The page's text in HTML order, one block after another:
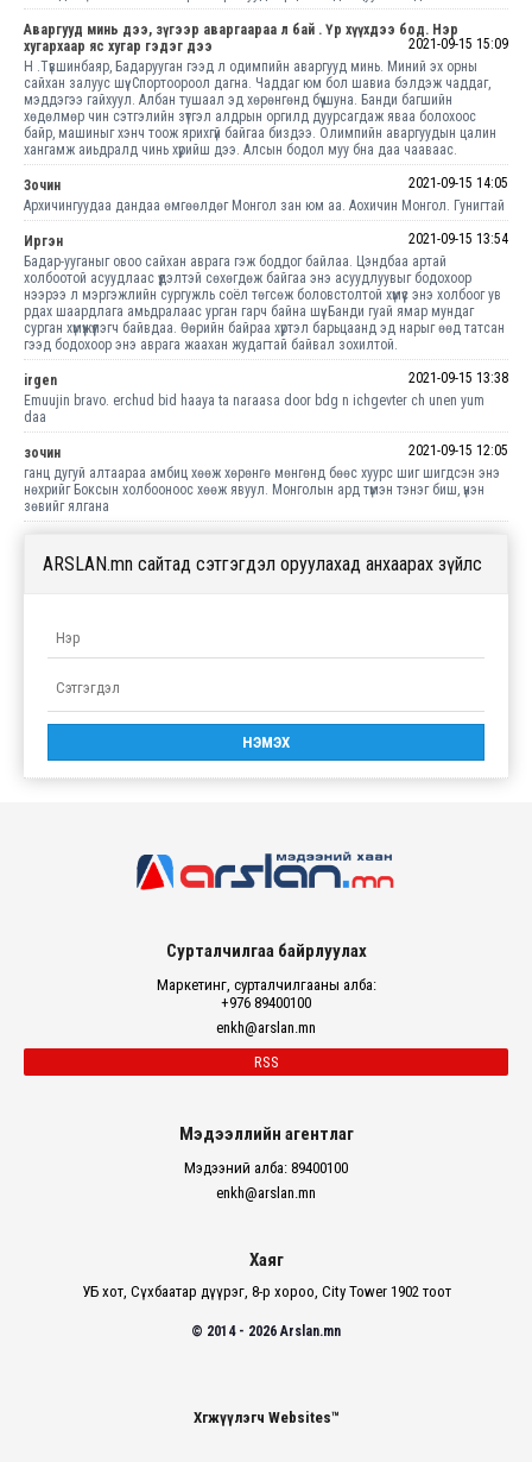
Аваргууд минь дээ, зүгээр аваргаараа л бай . Үр хүүхдээ бод. Нэр
хугархаар яс хугар гэдэг дээ
2021-09-15 15:09
Н .Түвшинбаяр, Бадарууган гээд л одимпийн аваргууд минь. Миний эх орны
сайхан залуус шүү. Спортоороол дагна. Чаддаг юм бол шавиа бэлдэж чаддаг,
мэддэгээ гайхуул. Албан тушаал эд хөрөнгөнд бүү шуна. Банди багшийн
хөдөлмөр чин сэтгэлийн зүтгэл алдрын оргилд дуурсагдаж яваа болохоос
байр, машиныг хэнч тоож ярихгүй байгаа биздээ. Олимпийн аваргуудын цалин
хангамж аиьдралд чинь хүрийш дээ. Алсын бодол муу бна даа чааваас.
Зочин
2021-09-15 14:05
Архичингуудаа дандаа өмгөөлдөг Монгол зан юм аа. Аохичин Монгол. Гунигтай
Иргэн
2021-09-15 13:54
Бадар-ууганыг овоо сайхан аврага гэж боддог байлаа. Цэндбаа артай
холбоотой асуудлаас үүдэлтэй сөхөгдөж байгаа энэ асуудлуувыг бодохоор
нээрээ л мэргэжлийн сургужль соёл төгсөж боловстолтой хүмүүс энэ холбоог ув
рдах шаардлага амьдралаас урган гарч байна шүү. Банди гуай ямар мундаг
сурган хүмүүжүүлэгч байвдаа. Өөрийн байраа хүртэл барьцаанд эд нарыг өөд татсан
гээд бодохоор энэ аврага жаахан жудагтай байвал зохилтой.
irgen
2021-09-15 13:38
Emuujin bravo. erchud bid haaya ta naraasa door bdg n ichgevter ch unen yum
daa
зочин
2021-09-15 12:05
ганц дугуй алтаараа амбиц хөөж хөрөнгө мөнгөнд бөөс хуурс шиг шигдсэн энэ
нөхрийг Боксын холбооноос хөөж явуул. Монголын ард түмэн тэнэг биш, үнэн
зөвийг ялгана
ARSLAN.mn сайтад сэтгэгдэл оруулахад анхаарах зүйлс
Сурталчилгаа байрлуулах
Маркетинг, сурталчилгааны алба:
+976 89400100
enkh@arslan.mn
RSS
Мэдээллийн агентлаг
Мэдээний алба: 89400100
enkh@arslan.mn
Хаяг
УБ хот, Сүхбаатар дүүрэг, 8-р хороо, City Tower 1902 тоот
© 2014 - 2026 Arslan.mn
Хөгжүүлэгч Websites™